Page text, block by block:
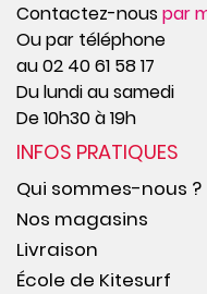
Contactez-nouspar
Ou par téléphone
au 02 40 61 58 17
Du lundi au samedi
De 10h30 à 19h
INFOS PRATIQUES
Qui sommes-nous ?
Nos magasins
Livraison
École de Kitesurf